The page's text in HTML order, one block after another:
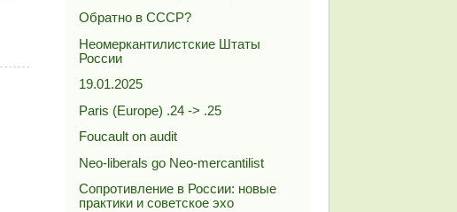
Обратно в СССР?
Неомеркантилистские Штаты
России
19.01.2025
Paris (Europe) .24 -> .25
Foucault on audit
Neo-liberals go Neo-mercantilist
Сопротивление в России: новые
практики и советское эхо